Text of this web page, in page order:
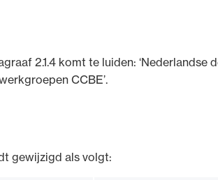
2.1.4 komt te luiden: ‘Nederlandse
CCBE’.
gewijzigd als volgt: